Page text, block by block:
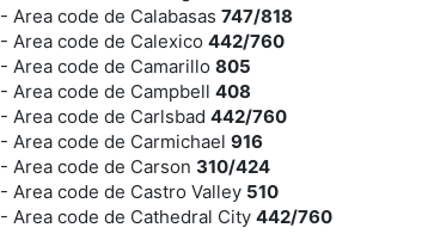
- Area code de Calabasas 747/818
- Area code de Calexico 442/760
- Area code de Camarillo 805
- Area code de Campbell 408
- Area code de Carlsbad 442/760
- Area code de Carmichael 916
- Area code de Carson 310/424
- Area code de Castro Valley 510
- Area code de Cathedral City 442/760